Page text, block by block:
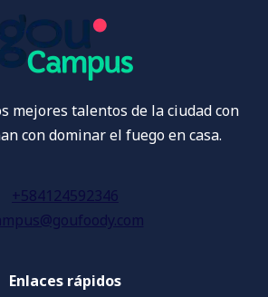
mejores talentos de la ciudad con
con dominar el fuego en casa.
+584124592346
Enlaces rápidos